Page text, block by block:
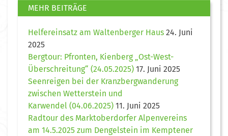
MEHR BEITRÄGE
Helfereinsatz am Waltenberger Haus 24. Juni
2025
Bergtour: Pfronten, Kienberg „Ost-West-
Überschreitung“ (24.05.2025) 17. Juni 2025
Seenreigen bei der Kranzbergwanderung
zwischen Wetterstein und
Karwendel (04.06.2025) 11. Juni 2025
Radtour des Marktoberdorfer Alpenvereins
am 14.5.2025 zum Dengelstein im Kemptener